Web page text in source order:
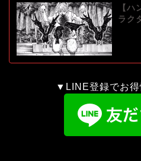
【ハ
ラク
▼LINE登録でお